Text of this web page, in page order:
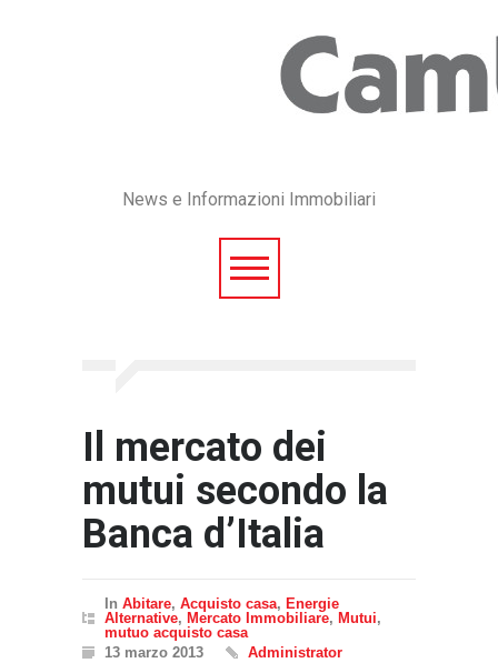
News e Informazioni Immobiliari
Il mercato dei
mutui secondo la
Banca d’Italia
In Abitare, Acquisto casa, Energie
Alternative, Mercato Immobiliare, Mutui,
mutuo acquisto casa
13 marzo 2013
Administrator